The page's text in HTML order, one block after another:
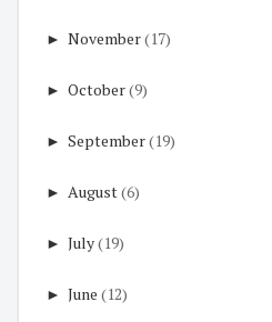
► November(17)
► October(9)
► September(19)
► August(6)
► July(19)
► June (12)